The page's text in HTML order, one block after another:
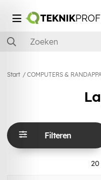
Start COMPUTERS &
Filteren
20